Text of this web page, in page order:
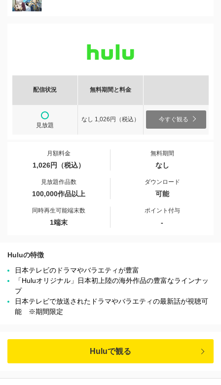
配信状況 無料期間と料金
見放題
なし 1,026円（税込） 今すぐ観る
月額料金
1,026円（税込）
無料期間
なし
見放題作品数
100,000作品以上
ダウンロード
可能
同時再生可能端末数
1端末
ポイント付与
-
Huluの特徴
日本テレビのドラマやバラエティが豊富
「Huluオリジナル」日本初上陸の海外作品の豊富なラインナッ
プ
日本テレビで放送されたドラマやバラエティの最新話が視聴可
能 ※期間限定
Huluで観る